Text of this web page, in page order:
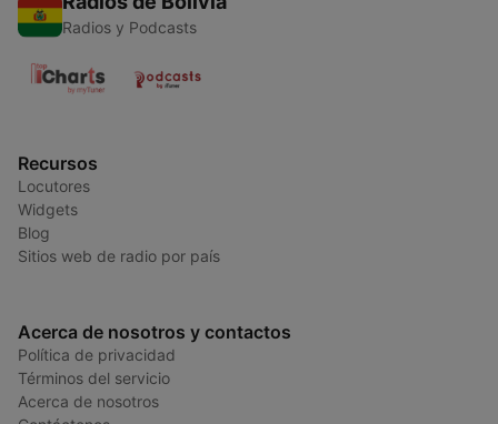
Radios y Podcasts
Recursos
Locutores
Widgets
Blog
Sitios web de radio por país
Acerca de nosotros y contactos
Política de privacidad
Términos del servicio
Acerca de nosotros